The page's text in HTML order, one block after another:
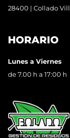
28400 | Collado
HORARIO
Lunes a Viernes
de 7.00 h a 17:00 h